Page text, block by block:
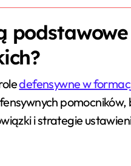
defensywne w
i strategie